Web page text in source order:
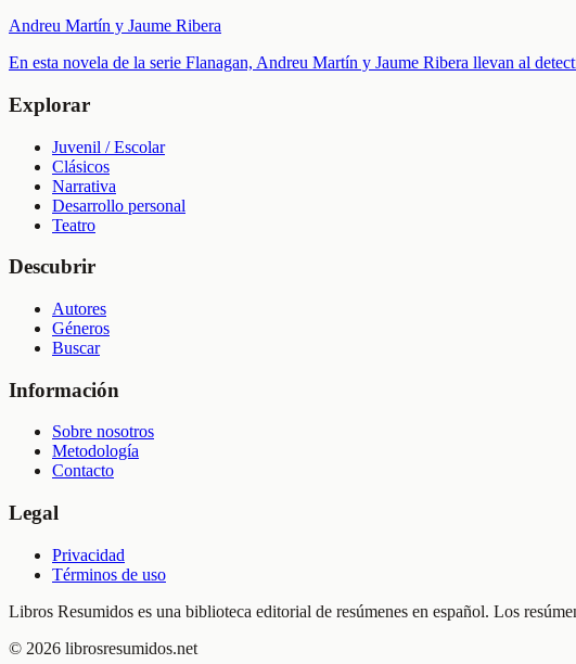
Andreu Martín y Jaume Ribera
En esta novela de la serie Flanagan, Andreu Martín y Jaume Ribera llevan al
Explorar
Juvenil / Escolar
Clásicos
Narrativa
Desarrollo personal
Teatro
Descubrir
Autores
Géneros
Buscar
Información
Sobre nosotros
Metodología
Contacto
Legal
Privacidad
Términos de uso
Libros Resumidos es una biblioteca editorial de resúmenes en español. Los
© 2026 librosresumidos.net